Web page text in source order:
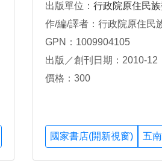
出版單位： 行政院原住民
作/編/譯者：行政院原住民
GPN：1009904105
出版／創刊日期：2010-12
價格：300
國家書店(開新視窗) 五